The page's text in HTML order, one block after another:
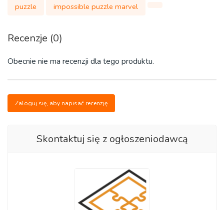
Najwyższej jakości drewniane puzzle pomogą Ci urozmaicić
obraz.
Eco Drewniane Puzzle to nie tylko najwyższej jakości
unikalny kształt, ponieważ są zaprojektowane ręcznie, dzięki
czemu każdy element jest wyjątkowy, również dzięki
precyzyjnemu cięciu laserowemu i pięknemu nadrukowi na
środowisku. Każdy drewniany element układanki ma swój
więcej, dodają radości i złożoności procesowi układanki.
Układanka zapakowana jest w wyjątkowe eko pudełko
premium, również zaprojektowane ręcznie.
puzzle impossible puzzle marvel
Recenzje (0)
Obecnie nie ma recenzji dla tego produktu.
Zaloguj się, aby napisać recenzję
Skontaktuj się z ogłoszeniodawcą